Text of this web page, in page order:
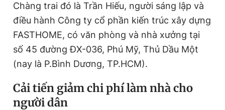
Tiện ích Bạn cần biết
Thông tin tòa soạn Liên hệ quảng cáo
Chàng trai đó là Trần Hiếu, người sáng lập và
điều hành Công ty cổ phần kiến trúc xây dựng
FASTHOME, có văn phòng và nhà xưởng tại
số 45 đường ĐX-036, Phú Mỹ, Thủ Dầu Một
(nay là P.Bình Dương, TP.HCM).
Cải tiến giảm chi phí làm nhà cho
người dân